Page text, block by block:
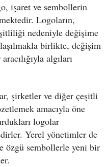
işaret ve sembollerin
Logoların,
nedeniyle değişime
birlikte, değişim
algıları
şirketler ve diğer çeşitli
amacıyla öne
logolar
Yerel yönetimler de
özgü sembollerle yeni bir